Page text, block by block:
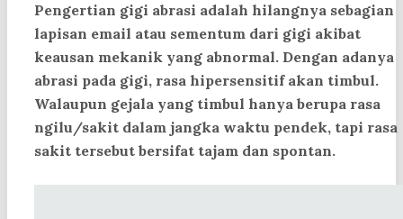
Pengertian gigi abrasi adalah hilangnya sebagian
lapisan email atau sementum dari gigi akibat
keausan mekanik yang abnormal. Dengan adanya
abrasi pada gigi, rasa hipersensitif akan timbul.
Walaupun gejala yang timbul hanya berupa rasa
ngilu/sakit dalam jangka waktu pendek, tapi rasa
sakit tersebut bersifat tajam dan spontan.